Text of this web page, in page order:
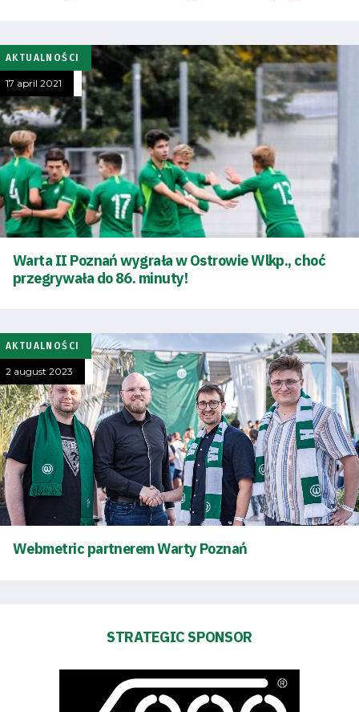
Tickets
Contact
First
team
Amp-
Futbol
Fan
club
Warta
TV
Foundation
Business
AKTUALNOŚCI
17 april 2021
Warta II Poznań wygrała w Ostrowie Wlkp., choć
przegrywała do 86. minuty!
AKTUALNOŚCI
2 august 2023
Webmetric partnerem Warty Poznań
STRATEGIC SPONSOR